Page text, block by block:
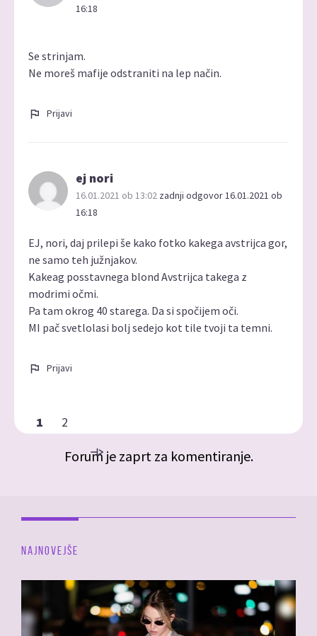
16:18
Se strinjam.
Ne moreš mafije odstraniti na lep način.
Prijavi
ej nori
16.01.2021 ob 13:02 zadnji odgovor 16.01.2021 ob
16:18
EJ, nori, daj prilepi še kako fotko kakega avstrijca gor,
ne samo teh južnjakov.
Kakeag posstavnega blond Avstrijca takega z
modrimi očmi.
Pa tam okrog 40 starega. Da si spočijem oči.
MI pač svetlolasi bolj sedejo kot tile tvoji ta temni.
Prijavi
1 2
Forum je zaprt za komentiranje.
NAJNOVEJŠE